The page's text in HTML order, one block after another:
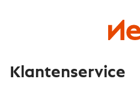
Klantenservice